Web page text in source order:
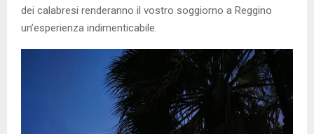
dei calabresi renderanno il vostro soggiorno a Reggino
un’esperienza indimenticabile.